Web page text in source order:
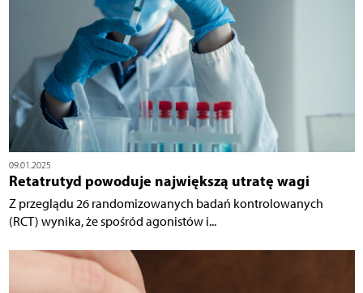
09.01.2025
Retatrutyd powoduje największą utratę wagi
Z przeglądu 26 randomizowanych badań kontrolowanych
(RCT) wynika, że spośród agonistów i...